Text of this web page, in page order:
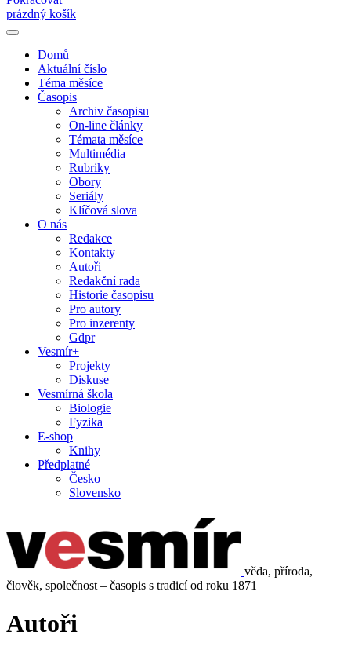
prázdný košík
Domů
Aktuální číslo
Téma měsíce
Časopis
Archiv časopisu
On-line články
Témata měsíce
Multimédia
Rubriky
Obory
Seriály
Klíčová slova
O nás
Redakce
Kontakty
Autoři
Redakční rada
Historie časopisu
Pro autory
Pro inzerenty
Gdpr
Vesmír+
Projekty
Diskuse
Vesmírná škola
Biologie
Fyzika
E-shop
Knihy
Předplatné
Česko
Slovensko
věda, příroda,
člověk, společnost – časopis s tradicí od roku 1871
Autoři